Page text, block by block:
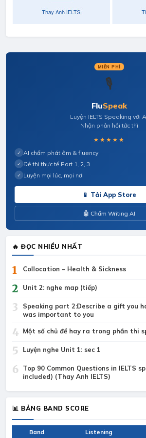
MIỄN PHÍ
🎙️
FluSpeak
Luyện IELTS Speaking với
Nhận phản hồi tức thì
★★★★★
✓ AI chấm phát âm & fluency
✓ Đề thi thực tế Part 1, 2, 3
✓ Luyện mọi lúc, mọi nơi
📱 Tải App Store
🤖 Chấm Writing AI
🔥 ĐỌC NHIỀU NHẤT
1 Collocation – Health & Sickness
2 Unit 2: nghe map (tiếp)
3
Speaking part 2:Describe a gift you
was important to you
4 Một số chủ đề hay ra trong phần thi
5 Luyện nghe Unit 1: sec 1
6
Top 90 Common Questions in IELTS
included) (Thay Anh IELTS)
📊 BẢNG BAND SCORE
Band Listening